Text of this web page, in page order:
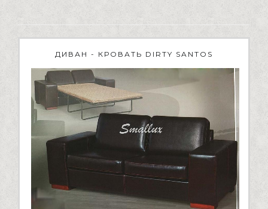
ДИВАН - КРОВАТЬ DIRTY SANTOS